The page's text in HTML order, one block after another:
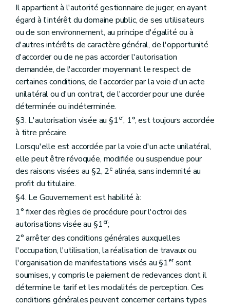
Il appartient à l'autorité gestionnaire de juger, en ayant
égard à l'intérêt du domaine public, de ses utilisateurs
ou de son environnement, au principe d'égalité ou à
d'autres intérêts de caractère général, de l'opportunité
d'accorder ou de ne pas accorder l'autorisation
demandée, de l'accorder moyennant le respect de
certaines conditions, de l'accorder par la voie d'un acte
unilatéral ou d'un contrat, de l'accorder pour une durée
déterminée ou indéterminée.
§3. L'autorisation visée au §1er, 1°, est toujours accordée
à titre précaire.
Lorsqu'elle est accordée par la voie d'un acte unilatéral,
elle peut être révoquée, modifiée ou suspendue pour
des raisons visées au §2, 2ealinéa, sans indemnité au
profit du titulaire.
§4. Le Gouvernement est habilité à:
1° fixer des règles de procédure pour l'octroi des
autorisations visée au §1er;
2° arrêter des conditions générales auxquelles
l'occupation, l'utilisation, la réalisation de travaux ou
l'organisation de manifestations visés au §1ersont
soumises, y compris le paiement de redevances dont il
détermine le tarif et les modalités de perception. Ces
conditions générales peuvent concerner certains types